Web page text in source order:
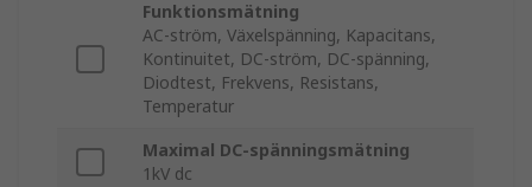
Funktionsmätning
AC-ström, Växelspänning, Kapacitans,
Kontinuitet, DC-ström, DC-spänning,
Diodtest, Frekvens, Resistans,
Temperatur
Maximal DC-spänningsmätning
1kV dc